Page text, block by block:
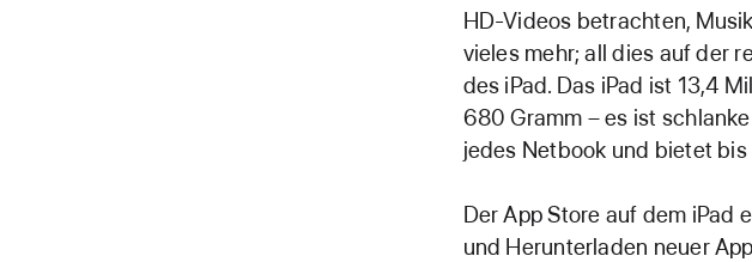
HD-Videos betrachten,
vieles mehr; all dies auf der
des iPad. Das iPad ist 13,4
680 Gramm – es ist
jedes Netbook und bietet
Der App Store auf dem iPad
und Herunterladen neuer